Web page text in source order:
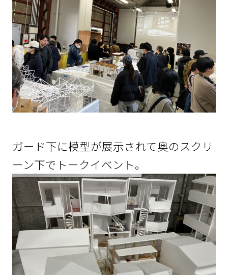
ガード下に模型が展示されて奥のスクリ
ーン下でトークイベント。